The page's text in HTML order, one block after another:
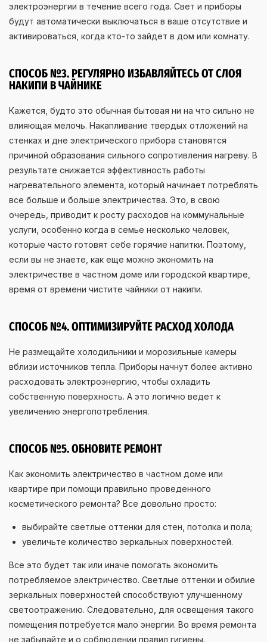
электроэнергии в течение всего года. Свет и приборы
будут автоматически выключаться в ваше отсутствие и
активироваться, когда кто-то зайдет в дом или комнату.
СПОСОБ №3. РЕГУЛЯРНО ИЗБАВЛЯЙТЕСЬ ОТ СЛОЯ
НАКИПИ В ЧАЙНИКЕ
Кажется, будто это обычная бытовая ни на что сильно не
влияющая мелочь. Накапливание твердых отложений на
стенках и дне электрического прибора становятся
причиной образования сильного сопротивления нагреву. В
результате снижается эффективность работы
нагревательного элемента, который начинает потреблять
все больше и больше электричества. Это, в свою
очередь, приводит к росту расходов на коммунальные
услуги, особенно когда в семье несколько человек,
которые часто готовят себе горячие напитки. Поэтому,
если вы не знаете, как еще можно экономить на
электричестве в частном доме или городской квартире,
время от времени чистите чайники от накипи.
СПОСОБ №4. ОПТИМИЗИРУЙТЕ РАСХОД ХОЛОДА
Не размещайте холодильники и морозильные камеры
вблизи источников тепла. Приборы начнут более активно
расходовать электроэнергию, чтобы охладить
собственную поверхность. А это логично ведет к
увеличению энергопотребления.
СПОСОБ №5. ОБНОВИТЕ РЕМОНТ
Как экономить электричество в частном доме или
квартире при помощи правильно проведенного
косметического ремонта? Все довольно просто:
выбирайте светлые оттенки для стен, потолка и пола;
увеличьте количество зеркальных поверхностей.
Все это будет так или иначе помогать экономить
потребляемое электричество. Светлые оттенки и обилие
зеркальных поверхностей способствуют улучшенному
светоотражению. Следовательно, для освещения такого
помещения потребуется мало энергии. Во время ремонта
не забывайте и о соблюдении правил гигиены.